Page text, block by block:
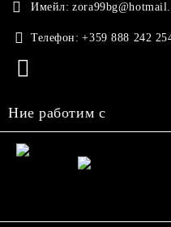
Имейл:
Телефон: +359 888 242
Ние работим с